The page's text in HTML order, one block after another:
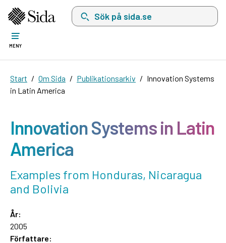
Sök på sida.se, sökförslag kommer att visas
MENY
Start Om Sida Publikationsarkiv
Innovation Systems
in Latin America
Innovation Systems in Latin
America
Examples from Honduras, Nicaragua
and Bolivia
År:
2005
Författare: